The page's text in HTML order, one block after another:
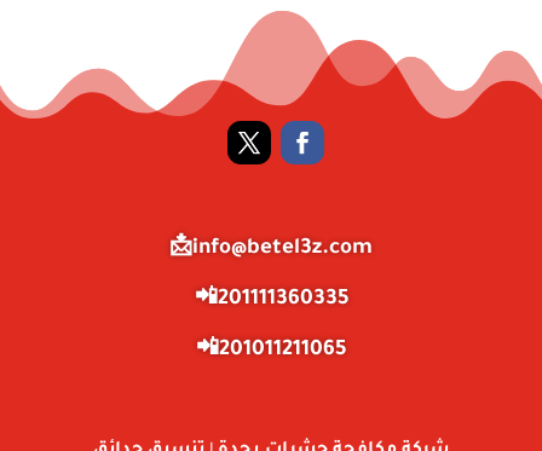
info@betel3z.com📩
201111360335📲
201011211065📲